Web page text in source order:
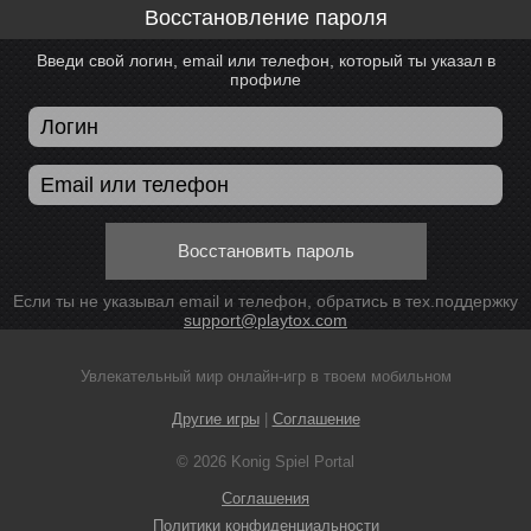
Восстановление пароля
Введи свой логин, email или телефон, который ты указал в
профиле
Восстановить пароль
Если ты не указывал email и телефон, обратись в тех.поддержку
support@playtox.com
Увлекательный мир онлайн-игр в твоем мобильном
Другие игры| Соглашение
© 2026 Konig Spiel Portal
Соглашения
Политики конфиденциальности